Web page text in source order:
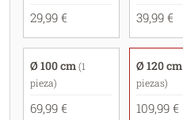
29,99 € 39,99 €
Ø 100 cm (1
pieza)
69,99 €
Ø 120 cm
piezas)
109,99 €